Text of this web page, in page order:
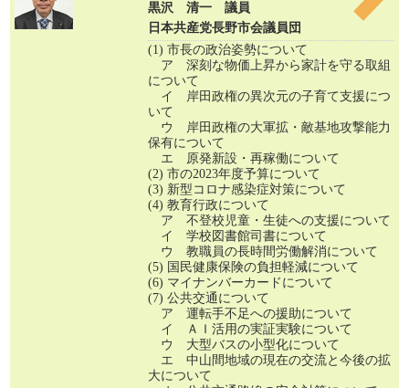
黒沢 清一 議員
日本共産党長野市会議員団
(1) 市長の政治姿勢について
ア 深刻な物価上昇から家計を守る取組
について
イ 岸田政権の異次元の子育て支援につ
いて
ウ 岸田政権の大軍拡・敵基地攻撃能力
保有について
エ 原発新設・再稼働について
(2) 市の2023年度予算について
(3) 新型コロナ感染症対策について
(4) 教育行政について
ア 不登校児童・生徒への支援について
イ 学校図書館司書について
ウ 教職員の長時間労働解消について
(5) 国民健康保険の負担軽減について
(6) マイナンバーカードについて
(7) 公共交通について
ア 運転手不足への援助について
イ ＡＩ活用の実証実験について
ウ 大型バスの小型化について
エ 中山間地域の現在の交流と今後の拡
大について